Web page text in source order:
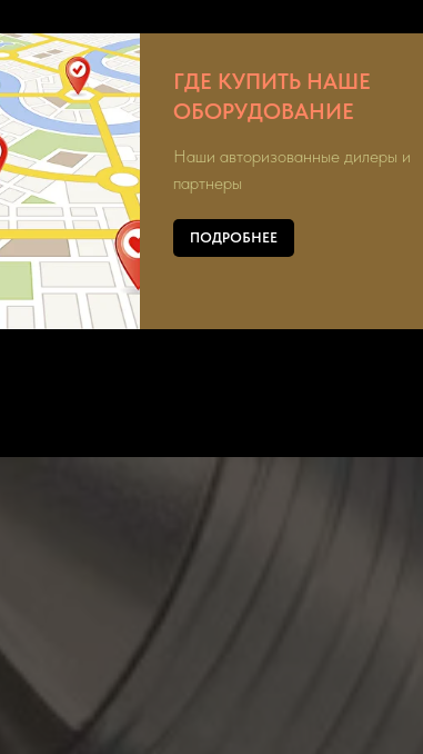
ГДЕ КУПИТЬ НАШЕ
ОБОРУДОВАНИЕ
Наши авторизованные дилеры и
партнеры
ПОДРОБНЕЕ